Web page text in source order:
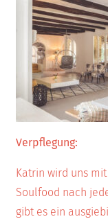
Verpflegung:
Katrin wird uns
Soulfood nach
gibt es ein